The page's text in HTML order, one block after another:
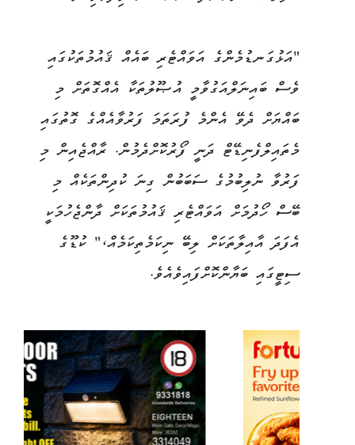
"އަޅުގަނޑުމެންގެ އަވައްޓެރި ބައެއް ޤައުމުތަކުގައި
ވެސް ބައިނަލްއަގުވާމީ އުޞޫލުތަކާ އެއްގޮތަށް މި
ބައްޔަށް ދެވޭ އެންމެ ފުރަތަމަ ފަރުވާއެއްގެ ގޮތުގައި
މެތައިލްފެނިޑޭޓް ދަނީ ފޯރުކޮށްދެމުން. ރާއްޖެއިން މި
ފަރުވާ ނުލިބުމުގެ ސަބަބުން ގިނަ ކުދިންތަކެއް މި
ބޭސް ހޯދުމަށް އަވައްޓެރި ޤައުމުތަކަށް ދާންޖެހުމަކީ
އެފަދަ އާއިލާތަކަށް ލިބޭ ނިކަމެތިކަމެއް،" ކުޑޫގެ
ސިޓީގައި ބަޔާންކޮށްފައިވެއެވެ.